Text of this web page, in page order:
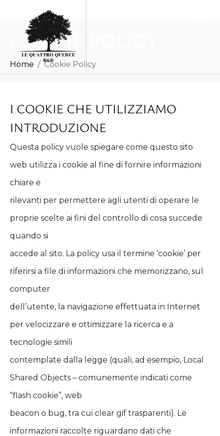
COOKIE POLICY
Home Cookie Policy
I COOKIE CHE UTILIZZIAMO
INTRODUZIONE
Questa policy vuole spiegare come questo sito
web utilizza i cookie al fine di fornire informazioni
chiare e
rilevanti per permettere agli utenti di operare le
proprie scelte ai fini del controllo di cosa succede
quando si
accede al sito. La policy usa il termine ‘cookie’ per
riferirsi a file di informazioni che memorizzano, sul
computer
dell’utente, la navigazione effettuata in Internet
per velocizzare e ottimizzare la ricerca e a
tecnologie simili
contemplate dalla legge (quali, ad esempio, Local
Shared Objects – comunemente indicati come
“flash cookie”, web
beacon o bug, tra cui clear gif trasparenti). Le
informazioni raccolte riguardano dati che